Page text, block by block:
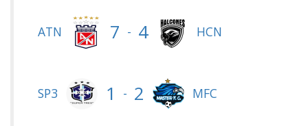
ATN 7 - 4 HCN
SP3 1 - 2 MFC